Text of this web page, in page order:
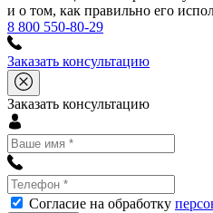
и о том, как правильно его
8 800 550-80-29
Заказать консультацию
Заказать консультацию
Согласие на обработку